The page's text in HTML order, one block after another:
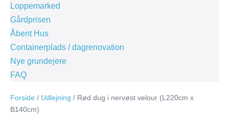
Loppemarked
Gårdprisen
Åbent Hus
Containerplads / dagrenovation
Nye grundejere
FAQ
Forside / Udlejning / Rød dug i nervøst velour (L220cm x
B140cm)